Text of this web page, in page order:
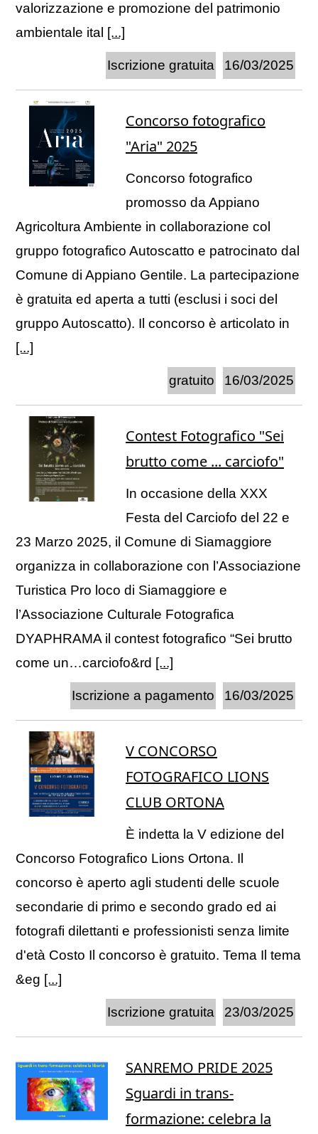
valorizzazione e promozione del patrimonio
ambientale ital [...]
16/03/2025
Iscrizione gratuita
Concorso fotografico
"Aria" 2025
Concorso fotografico
promosso da Appiano
Agricoltura Ambiente in collaborazione col
gruppo fotografico Autoscatto e patrocinato dal
Comune di Appiano Gentile. La partecipazione
è gratuita ed aperta a tutti (esclusi i soci del
gruppo Autoscatto). Il concorso è articolato in
[...]
16/03/2025
gratuito
Contest Fotografico "Sei
brutto come ... carciofo"
In occasione della XXX
Festa del Carciofo del 22 e
23 Marzo 2025, il Comune di Siamaggiore
organizza in collaborazione con l’Associazione
Turistica Pro loco di Siamaggiore e
l’Associazione Culturale Fotografica
DYAPHRAMA il contest fotografico “Sei brutto
come un…carciofo&rd [...]
16/03/2025
Iscrizione a pagamento
V CONCORSO
FOTOGRAFICO LIONS
CLUB ORTONA
È indetta la V edizione del
Concorso Fotografico Lions Ortona. Il
concorso è aperto agli studenti delle scuole
secondarie di primo e secondo grado ed ai
fotografi dilettanti e professionisti senza limite
d'età Costo Il concorso è gratuito. Tema Il tema
&eg [...]
23/03/2025
Iscrizione gratuita
SANREMO PRIDE 2025
Sguardi in trans-
formazione: celebra la